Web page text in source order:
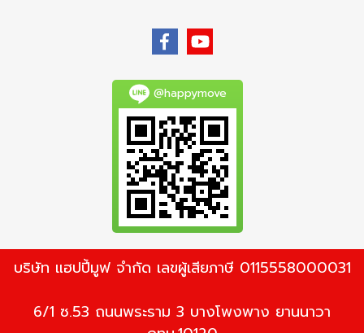
@happymove
บริษัท แฮปปี้มูฟ จำกัด เลขผู้เสียภาษี 0115558000031
6/1 ซ.53 ถนนพระราม 3 บางโพงพาง ยานนาวา